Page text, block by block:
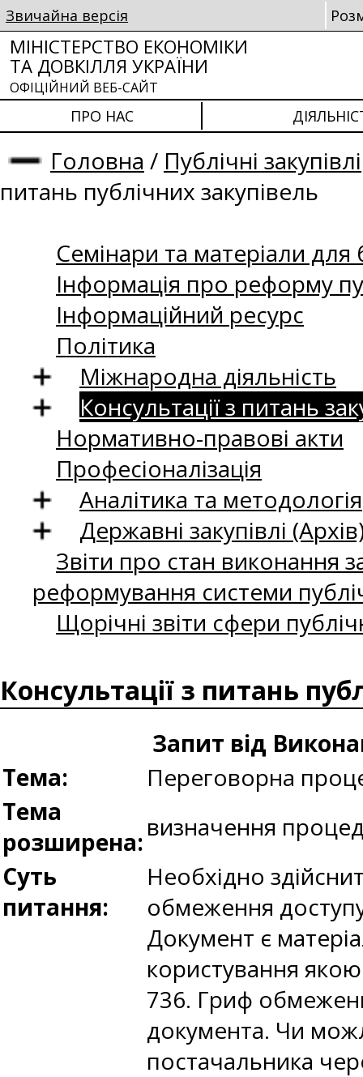
Звичайна версія
МІНІСТЕРСТВО ЕКОНОМІКИ
ТА ДОВКІЛЛЯ УКРАЇНИ
ОФІЦІЙНИЙ ВЕБ-САЙТ
ПРО НАС
Головна / Публічні закупівлі
питань публічних закупівель
Семінари та матеріали для
Інформація про реформу
Інформаційний ресурс
Політика
Міжнародна діяльність
Консультації з питань
Нормативно-правові акти
Професіоналізація
Аналітика та методологія
Державні закупівлі
Звіти про стан виконання
реформування системи
Щорічні звіти сфери
Консультації з питань
Запит від
Тема:
Переговорна
Тема
розширена:визначення
Суть
питання:
Необхідно
обмеження
Документ є
користування
736. Гриф
документа. Чи
постачальника